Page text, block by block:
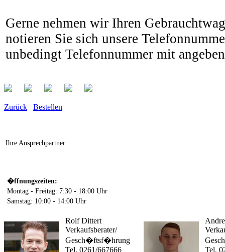
Gerne nehmen wir Ihren
notieren Sie sich unsere
unbedingt Telefonnummer mit
Zurück Bestellen
Ihre Ansprechpartner
�ffnungszeiten:
Montag - Freitag: 7:30 - 18:00 Uhr
Samstag: 10:00 - 14:00 Uhr
Rolf Dittert
Verkaufsberater/
Gesch�ftsf�hrung
Tel. 0261/667666
Tel.